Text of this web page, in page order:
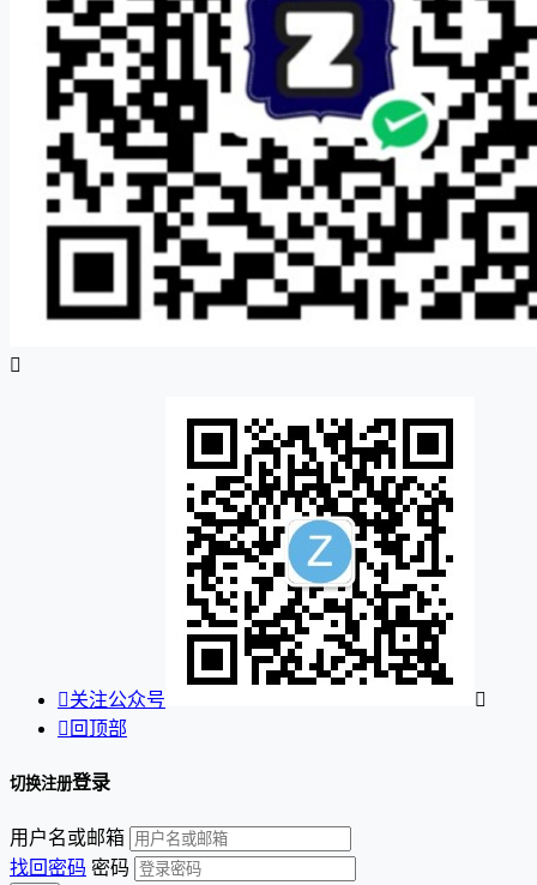

关注公众号

 回顶部
切换注册登录
用户名或邮箱
找回密码 密码